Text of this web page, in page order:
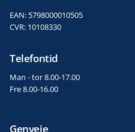
EAN: 5798000010505
CVR: 10108330
Telefontid
Man - tor 8.00-17.00
Fre 8.00-16.00
Genveje